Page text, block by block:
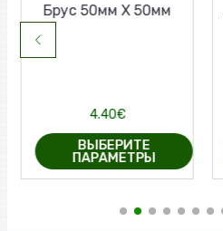
Брус 50мм Х 50мм
4.40€
ВЫБЕРИТЕ
ПАРАМЕТРЫ
Этот